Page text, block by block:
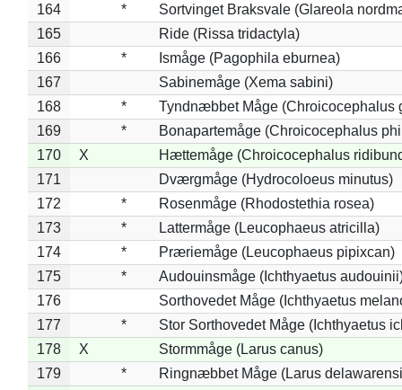
164
*
Sortvinget Braksvale (Glareola
165
Ride (Rissa tridactyla)
166
*
Ismåge (Pagophila eburnea)
167
Sabinemåge (Xema sabini)
168
*
Tyndnæbbet Måge (Chroicocephalus
169
*
Bonapartemåge (Chroicocephalus
170
X
Hættemåge (Chroicocephalus
171
Dværgmåge (Hydrocoloeus minutus)
172
*
Rosenmåge (Rhodostethia rosea)
173
*
Lattermåge (Leucophaeus atricilla)
174
*
Præriemåge (Leucophaeus pipixcan)
175
*
Audouinsmåge (Ichthyaetus
176
Sorthovedet Måge (Ichthyaetus
177
*
Stor Sorthovedet Måge (Ichthyaetus
178
X
Stormmåge (Larus canus)
179
*
Ringnæbbet Måge (Larus